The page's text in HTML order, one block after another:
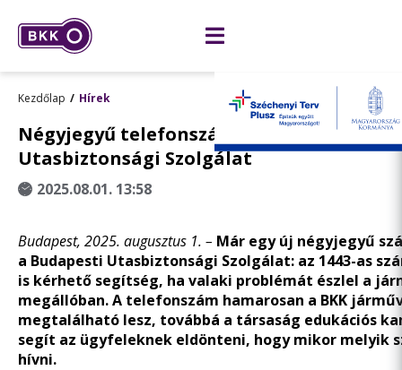
Kezdőlap Hírek
Négyjegyű telefonszámot kapott a
Utasbiztonsági Szolgálat
2025.08.01. 13:58
Budapest, 2025. augusztus 1. – Már egy új négyjegyű
a Budapesti Utasbiztonsági Szolgálat: az 1443-as
is kérhető segítség, ha valaki problémát észlel a
megállóban. A telefonszám hamarosan a BKK
megtalálható lesz, továbbá a társaság edukációs
segít az ügyfeleknek eldönteni, hogy mikor melyik
hívni.